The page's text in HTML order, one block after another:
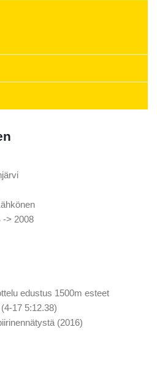
-> 2008
edustus 1500m esteet
17 5:12.38)
(2016)